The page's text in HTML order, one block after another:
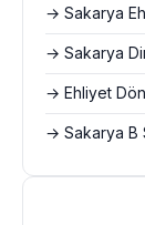
→ Sakarya
→ Sakarya
→ Ehliyet
→ Sakarya B